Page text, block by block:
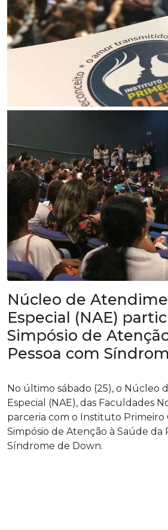
Núcleo de
Especial (NAE)
Simpósio de
Pessoa com
No último sábado (25), o Núcleo
Especial (NAE), das Faculdades
parceria com o Instituto Primeiro
Simpósio de Atenção à Saúde da
Síndrome de Down.